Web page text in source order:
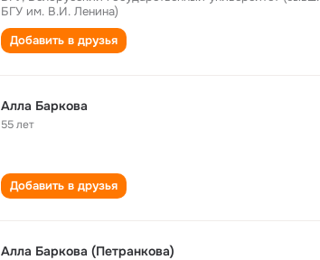
БГУ им. В.И. Ленина)
Добавить в друзья
Алла Баркова
55 лет
Добавить в друзья
Алла Баркова (Петранкова)